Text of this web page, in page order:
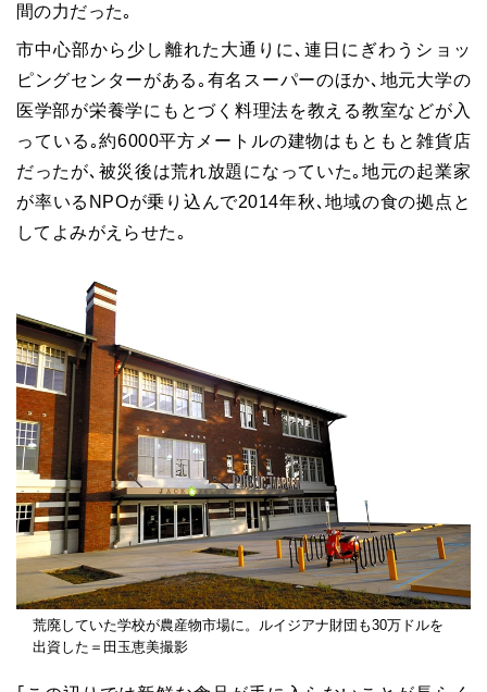
間の力だった｡
市中心部から少し離れた大通りに､連日にぎわうショッ
ピングセンターがある｡有名スーパーのほか､地元大学の
医学部が栄養学にもとづく料理法を教える教室などが入
っている｡約6000平方メートルの建物はもともと雑貨店
だったが､被災後は荒れ放題になっていた｡地元の起業家
が率いるNPOが乗り込んで2014年秋､地域の食の拠点と
してよみがえらせた｡
荒廃していた学校が農産物市場に。ルイジアナ財団も30万ドルを
出資した＝田玉恵美撮影